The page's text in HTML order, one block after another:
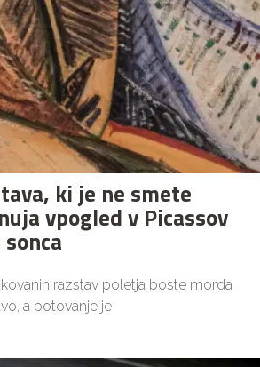
ki je ne smete
vpogled v Picassov
razstav poletja boste morda
a potovanje je